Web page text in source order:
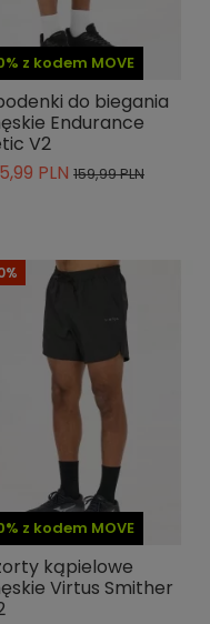
z kodem MOVE
do biegania
Endurance
V2
PLN 159,99 PLN
z kodem MOVE
kąpielowe
Virtus Smither